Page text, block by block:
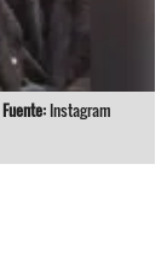
Fuente: Instagram